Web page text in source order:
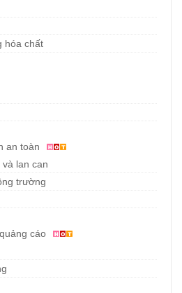
hóa chất
an toàn
lan can
trường
cáo